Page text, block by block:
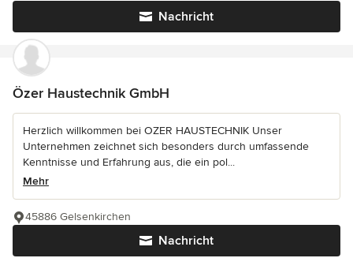
Nachricht
Özer Haustechnik GmbH
Herzlich willkommen bei OZER HAUSTECHNIK Unser
Unternehmen zeichnet sich besonders durch umfassende
Kenntnisse und Erfahrung aus, die ein pol...
Mehr
Nachricht
45886 Gelsenkirchen